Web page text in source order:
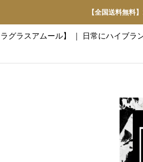
【全国送料無料
グラスアムール】 ｜ 日常にハイブ